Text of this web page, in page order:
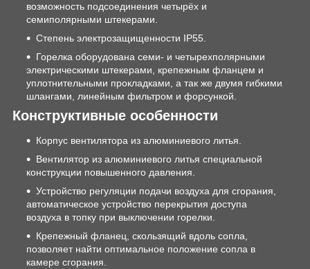
возможность подсоединения четырёх и
семиполярными штекерами.
Степень электрозащищенности IP55.
Горелка оборудована семи- и четырехполярными
электрическими штекерами, крепежным фланцем и
уплотнительными прокладками, а так же двумя гибкими
шлангами, линейным фильтром и форсункой.
Конструктивные особенности
Корпус вентилятора из алюминиевого литья.
Вентилятор из алюминиевого литья специальной
конструкции повышенного давления.
Устройство регуляции подачи воздуха для сгорания,
автоматическое устройство перекрытия доступа
воздуха в топку при выключении горелки.
Крепежный фланец, скользящий вдоль сопла,
позволяет найти оптимальное положение сопла в
камере сгорания.